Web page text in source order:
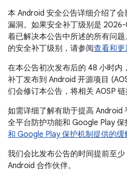
本 Android 安全公告详细介绍了
漏洞。如果安全补丁级别是
着已解决本公告中所述的所有问
的安全补丁级别，请参阅查看和
在本公告初次发布后的 48 小时内
补丁发布到 Android 开源项目
们会修订本公告，将相关 AOSP 链
如需详细了解有助于提高 Android
全平台防护功能和 Google Play 保
和 Google Play 保护机制提供的缓
我们会比发布公告的时间提前至
Android 合作伙伴。